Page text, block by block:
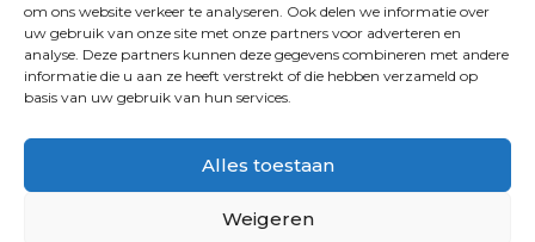
om ons website verkeer te analyseren. Ook delen we informatie over
uw gebruik van onze site met onze partners voor adverteren en
analyse. Deze partners kunnen deze gegevens combineren met andere
informatie die u aan ze heeft verstrekt of die hebben verzameld op
basis van uw gebruik van hun services.
Alles toestaan
Weigeren